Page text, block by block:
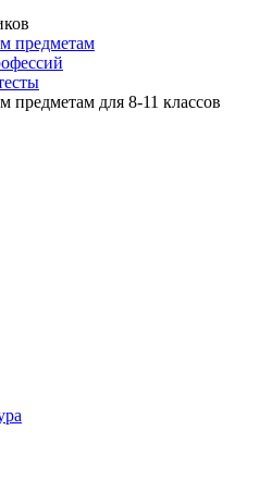
предметам
предметам для 8-11 классов